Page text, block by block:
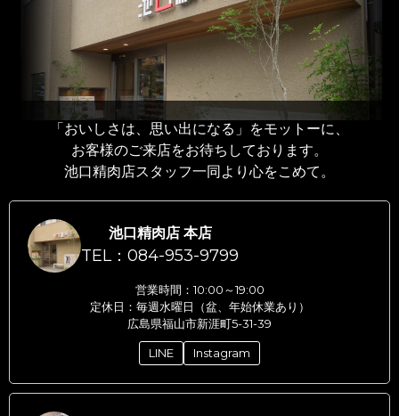
「おいしさは、思い出になる」をモットーに、
お客様のご来店をお待ちしております。
池口精肉店スタッフ一同より心をこめて。
池口精肉店 本店
TEL：084-953-9799
営業時間：10:00～19:00
定休日：毎週水曜日（盆、年始休業あり）
広島県福山市新涯町5-31-39
LINE Instagram